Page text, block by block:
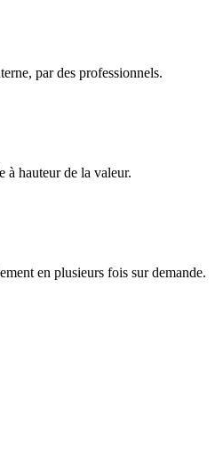
par des professionnels.
à hauteur de la valeur.
en plusieurs fois sur demande.